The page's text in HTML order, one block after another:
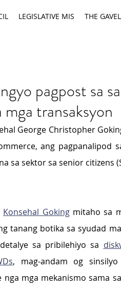
LEGISLATIVE MIS THE GAVEL
pagpost sa
transaksyon
George Christopher
ang pagpanalipod
sa sektor sa senior citizens
Konsehal Goking mitaho sa
tanang botika sa syudad
sa pribilehiyo sa
, mag-andam og
nga mga mekanismo sama